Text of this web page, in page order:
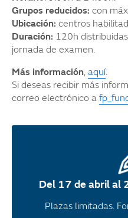
Grupos reducidos: con
Ubicación: centros
Duración: 120h
jornada de examen.
Más información, aquí.
Si deseas recibir más
correo electrónico a
Del 17 de abril al
Plazas limitadas.